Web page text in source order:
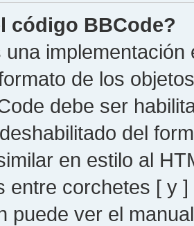
código BBCode?
una
de los
debe ser
del
en estilo al
entre corchetes [ y
puede ver el